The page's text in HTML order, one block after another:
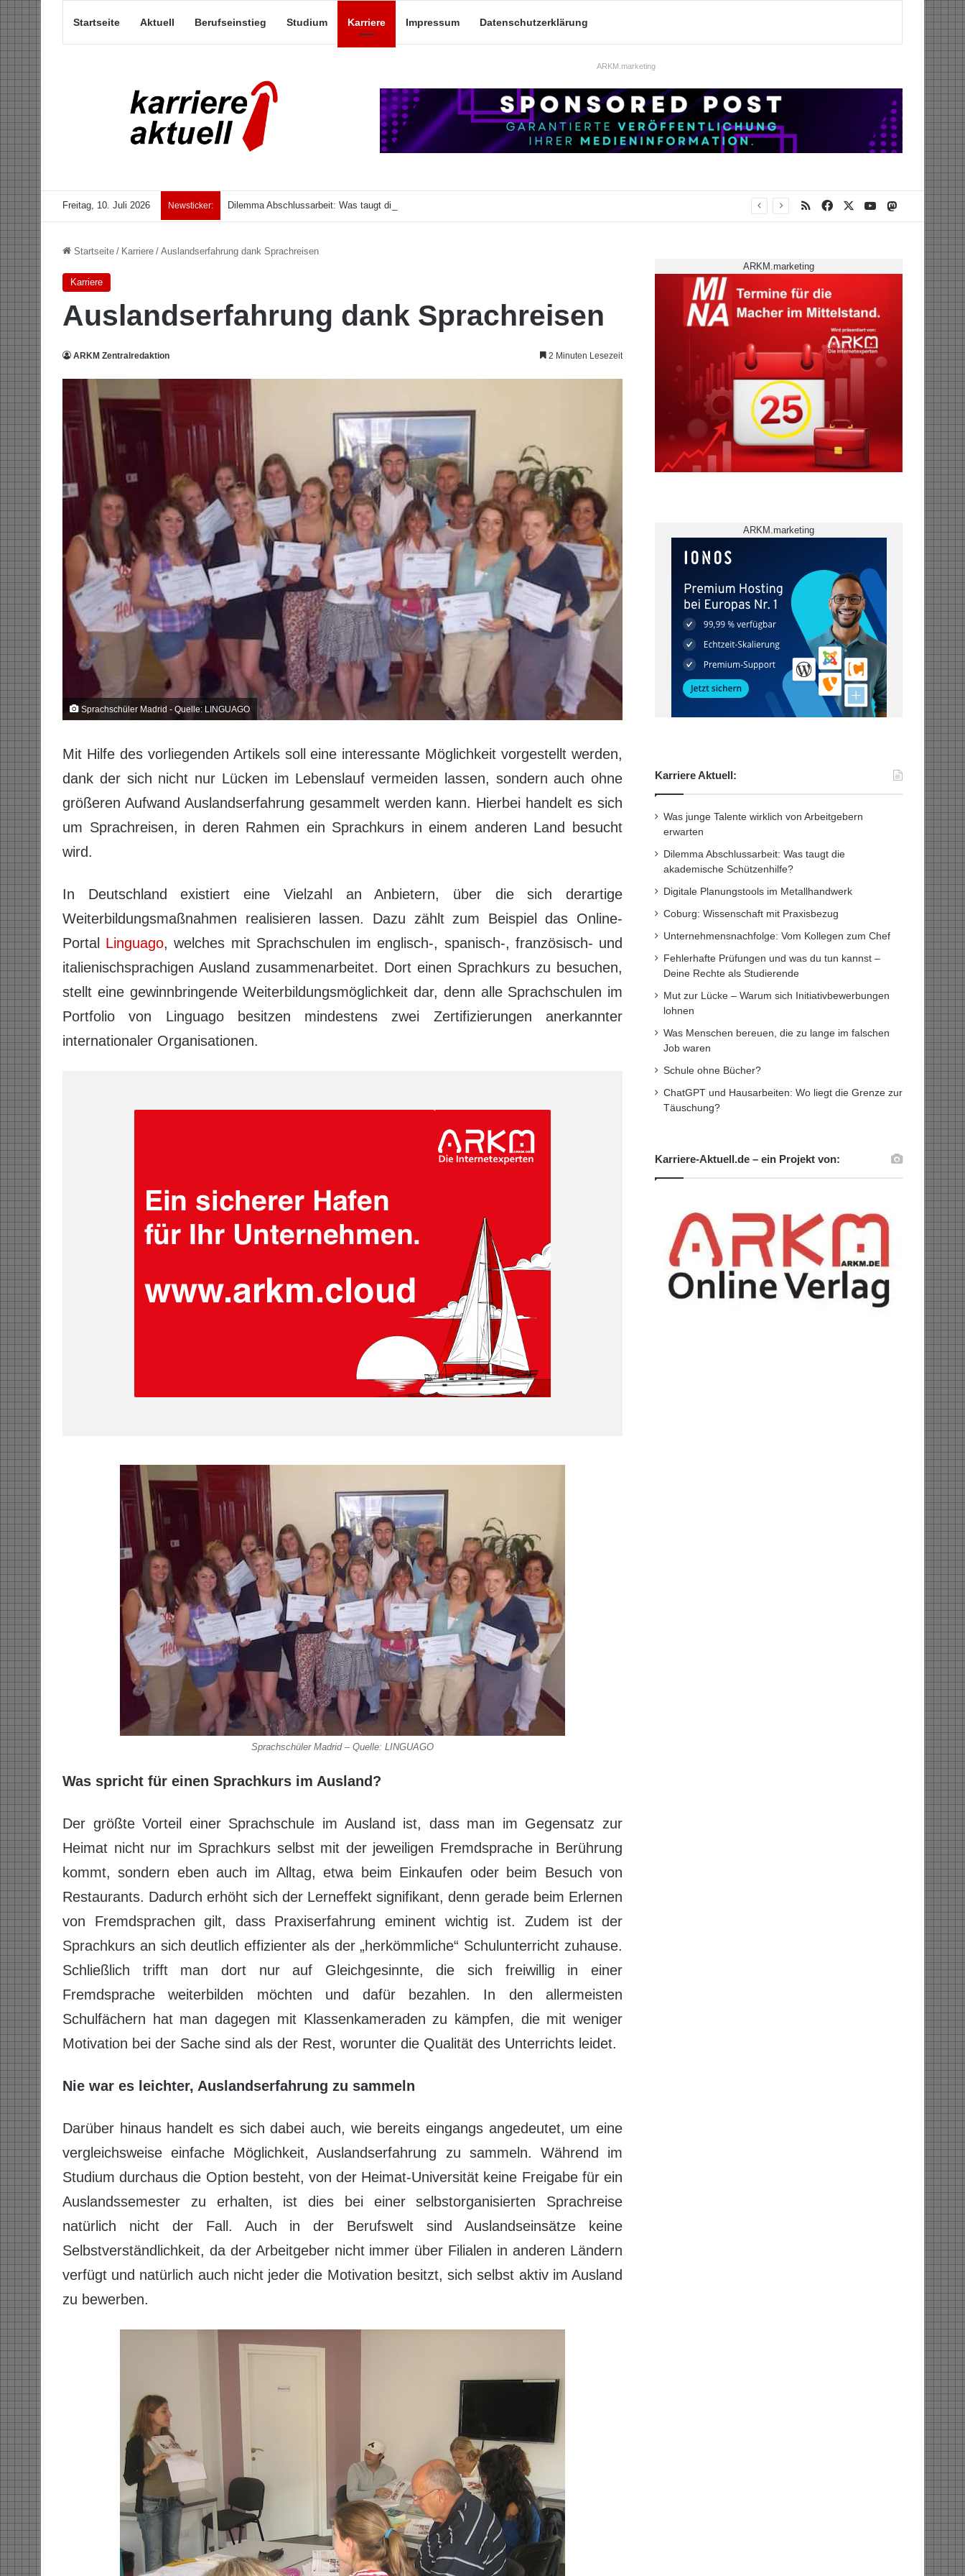
Startseite Aktuell Berufseinstieg Studium Karriere Impressum Datenschutzerklärung
ARKM.marketing
Freitag, 10. Juli 2026 Newsticker: Dilemma Abschlussarbeit: Was taugt die akademische Schützenhilfe? RSS Facebook YouTubeMastodon
Startseite / Karriere / Auslandserfahrung dank Sprachreisen
Karriere
Auslandserfahrung dank Sprachreisen
ARKM Zentralredaktion 2 Minuten Lesezeit
Sprachschüler Madrid - Quelle: LINGUAGO
Mit Hilfe des vorliegenden Artikels soll eine interessante Möglichkeit vorgestellt werden,
dank der sich nicht nur Lücken im Lebenslauf vermeiden lassen, sondern auch ohne
größeren Aufwand Auslandserfahrung gesammelt werden kann. Hierbei handelt es sich
um Sprachreisen, in deren Rahmen ein Sprachkurs in einem anderen Land besucht
wird.
In Deutschland existiert eine Vielzahl an Anbietern, über die sich derartige
Weiterbildungsmaßnahmen realisieren lassen. Dazu zählt zum Beispiel das Online-
Portal Linguago, welches mit Sprachschulen im englisch-, spanisch-, französisch- und
italienischsprachigen Ausland zusammenarbeitet. Dort einen Sprachkurs zu besuchen,
stellt eine gewinnbringende Weiterbildungsmöglichkeit dar, denn alle Sprachschulen im
Portfolio von Linguago besitzen mindestens zwei Zertifizierungen anerkannter
internationaler Organisationen.
Sprachschüler Madrid – Quelle: LINGUAGO
Was spricht für einen Sprachkurs im Ausland?
Der größte Vorteil einer Sprachschule im Ausland ist, dass man im Gegensatz zur
Heimat nicht nur im Sprachkurs selbst mit der jeweiligen Fremdsprache in Berührung
kommt, sondern eben auch im Alltag, etwa beim Einkaufen oder beim Besuch von
Restaurants. Dadurch erhöht sich der Lerneffekt signifikant, denn gerade beim Erlernen
von Fremdsprachen gilt, dass Praxiserfahrung eminent wichtig ist. Zudem ist der
Sprachkurs an sich deutlich effizienter als der „herkömmliche“ Schulunterricht zuhause.
Schließlich trifft man dort nur auf Gleichgesinnte, die sich freiwillig in einer
Fremdsprache weiterbilden möchten und dafür bezahlen. In den allermeisten
Schulfächern hat man dagegen mit Klassenkameraden zu kämpfen, die mit weniger
Motivation bei der Sache sind als der Rest, worunter die Qualität des Unterrichts leidet.
Nie war es leichter, Auslandserfahrung zu sammeln
Darüber hinaus handelt es sich dabei auch, wie bereits eingangs angedeutet, um eine
vergleichsweise einfache Möglichkeit, Auslandserfahrung zu sammeln. Während im
Studium durchaus die Option besteht, von der Heimat-Universität keine Freigabe für ein
Auslandssemester zu erhalten, ist dies bei einer selbstorganisierten Sprachreise
natürlich nicht der Fall. Auch in der Berufswelt sind Auslandseinsätze keine
Selbstverständlichkeit, da der Arbeitgeber nicht immer über Filialen in anderen Ländern
verfügt und natürlich auch nicht jeder die Motivation besitzt, sich selbst aktiv im Ausland
zu bewerben.
ARKM.marketing
ARKM.marketing
Karriere Aktuell:
Was junge Talente wirklich von Arbeitgebern
erwarten
Dilemma Abschlussarbeit: Was taugt die
akademische Schützenhilfe?
Digitale Planungstools im Metallhandwerk
Coburg: Wissenschaft mit Praxisbezug
Unternehmensnachfolge: Vom Kollegen zum Chef
Fehlerhafte Prüfungen und was du tun kannst –
Deine Rechte als Studierende
Mut zur Lücke – Warum sich Initiativbewerbungen
lohnen
Was Menschen bereuen, die zu lange im falschen
Job waren
Schule ohne Bücher?
ChatGPT und Hausarbeiten: Wo liegt die Grenze zur
Täuschung?
Karriere-Aktuell.de – ein Projekt von: